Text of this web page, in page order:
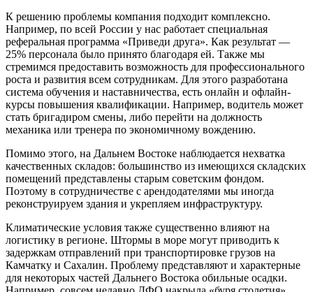
К решению проблемы компания подходит комплексно.
Например, по всей России у нас работает специальная
реферальная программа «Приведи друга». Как результат —
25% персонала было принято благодаря ей. Также мы
стремимся предоставить возможность для профессионального
роста и развития всем сотрудникам. Для этого разработана
система обучения и наставничества, есть онлайн и офлайн-
курсы повышения квалификации. Например, водитель может
стать бригадиром смены, либо перейти на должность
механика или тренера по экономичному вождению.
Помимо этого, на Дальнем Востоке наблюдается нехватка
качественных складов: большинство из имеющихся складских
помещений представлены старым советским фондом.
Поэтому в сотрудничестве с арендодателями мы иногда
реконструируем здания и укрепляем инфраструктуру.
Климатические условия также существенно влияют на
логистику в регионе. Штормы в море могут приводить к
задержкам отправлений при транспортировке грузов на
Камчатку и Сахалин. Проблему представляют и характерные
для некоторых частей Дальнего Востока обильные осадки.